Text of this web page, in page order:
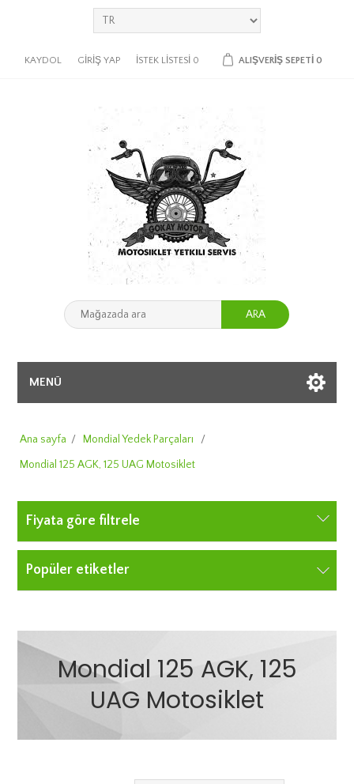
KAYDOL GIRIŞ YAP İSTEK LISTESI 0 ALIŞVERIŞ SEPETI 0
ARA
MENÜ
Ana sayfa / Mondial Yedek Parçaları
/
Mondial 125 AGK, 125 UAG Motosiklet
Fiyata göre filtrele
Popüler etiketler
Mondial 125 AGK, 125
UAG Motosiklet